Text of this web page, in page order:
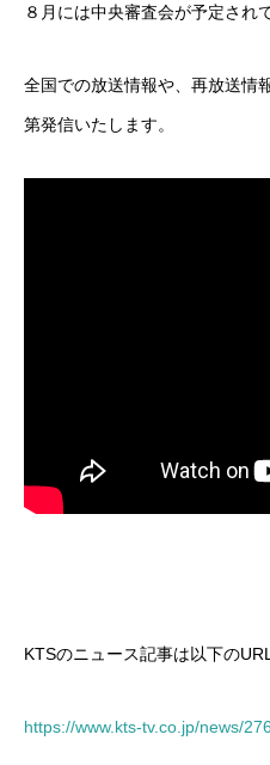
ラグーナ出版の自費出版
ラグーナデザイン
WHOピアサポート（日本語
８月には中央審査会が予定され
全国での放送情報や、再放送情
第発信いたします。
KTSのニュース記事は以下の
https://www.kts-tv.co.jp/news/